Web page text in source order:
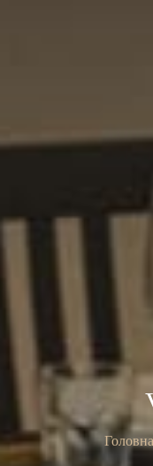
Головна